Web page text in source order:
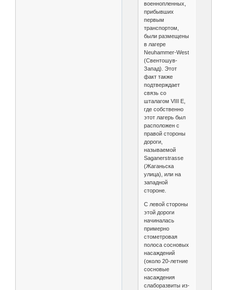
военнопленных,
прибывших
первым
транспортом,
были размещены
в лагере
Neuhammer-West
(Свентошув-
Запад). Этот
факт также
подтверждает
связь со
шталагом VIII Е,
где собственно
этот лагерь был
расположен с
правой стороны
дороги,
называемой
Saganerstrasse
(Жаганьска
улица), или на
западной
стороне.
С левой стороны
этой дороги
начиналась
примерно
стометровая
полоса сосновых
насаждений
(около 20-летние
сосновые
насаждения
слаборазвиты из-